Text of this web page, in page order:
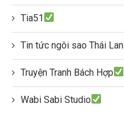
Tia51
Tin tức ngôi sao Thái Lan
Truyện Tranh Bách Hợp
Wabi Sabi Studio